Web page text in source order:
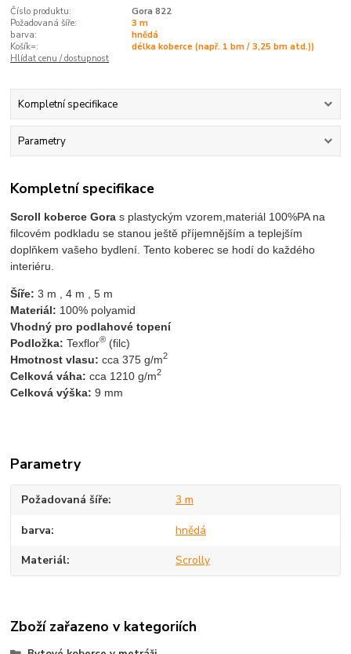
Číslo produktu:
Gora 822
Požadovaná šíře:
3 m
barva:
hnědá
Košík=:
délka koberce (např. 1 bm / 3,25 bm atd.))
Hlídat cenu / dostupnost
Kompletní specifikace
Parametry
Kompletní specifikace
Scroll koberce Gora s plastyckým vzorem,materiál 100%PA na
filcovém podkladu se stanou ještě příjemnějším a teplejším
doplňkem vašeho bydlení. Tento koberec se hodí do každého
interiéru.
Šíře: 3 m , 4 m , 5 m
Materiál: 100% polyamid
Vhodný pro podlahové topení
Podložka: Texflor® (filc)
Hmotnost vlasu: cca 375 g/m2
Celková váha: cca 1210 g/m2
Celková výška: 9 mm
Parametry
Požadovaná šíře 3 m
barva hnědá
Materiál Scrolly
Zboží zařazeno v kategoriích